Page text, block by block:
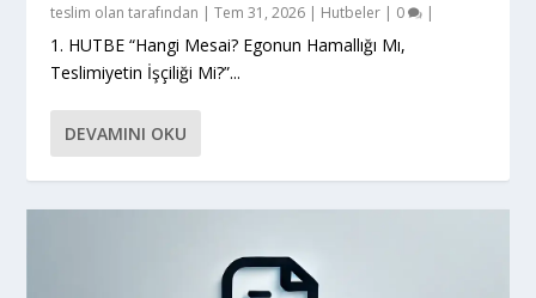
teslim olan tarafından |Tem 31, 2026 | Hutbeler | 0 |
1. HUTBE “Hangi Mesai? Egonun Hamallığı Mı,
Teslimiyetin İşçiliği Mi?”...
DEVAMINI OKU